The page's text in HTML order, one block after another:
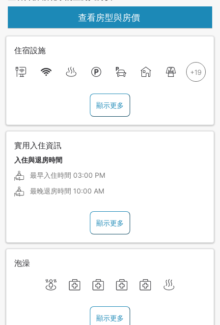
查看房型與房價
住宿設施
顯示更多
實用入住資訊
入住與退房時間
最早入住時間 03:00 PM
最晚退房時間 10:00 AM
顯示更多
泡澡
顯示更多